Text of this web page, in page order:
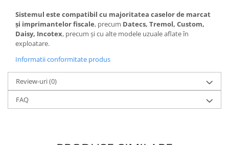
Sistemul este compatibil cu majoritatea caselor de marcat
și imprimantelor fiscale, precum Datecs, Tremol, Custom,
Daisy, Incotex, precum și cu alte modele uzuale aflate în
exploatare.
Informatii conformitate produs
Review-uri(0)
FAQ